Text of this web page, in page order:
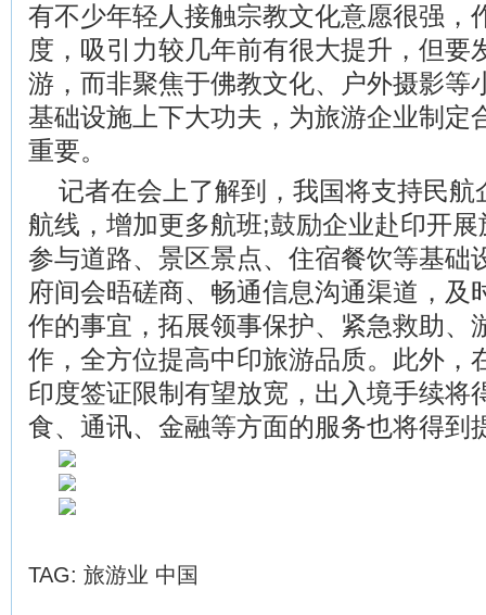
有不少年轻人接触宗教文化意愿很强，
度，吸引力较几年前有很大提升，但要
游，而非聚焦于佛教文化、户外摄影等
基础设施上下大功夫，为旅游企业制定
重要。
记者在会上了解到，我国将支持民航
航线，增加更多航班;鼓励企业赴印开
参与道路、景区景点、住宿餐饮等基础
府间会晤磋商、畅通信息沟通渠道，及
作的事宜，拓展领事保护、紧急救助、
作，全方位提高中印旅游品质。此外，
印度签证限制有望放宽，出入境手续将
食、通讯、金融等方面的服务也将得到
TAG: 旅游业 中国